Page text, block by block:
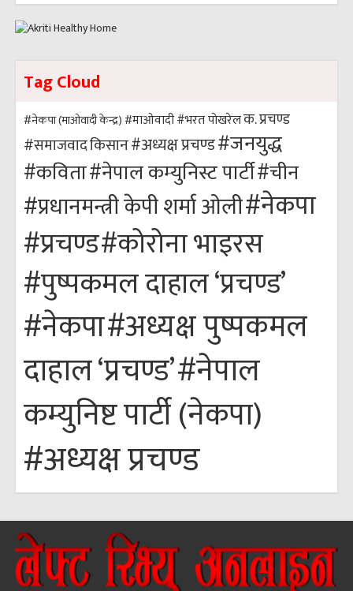
Tag Cloud
#नेकपा (माओवादी केन्द्र) #माओवादी#भरत पोखरेलक. प्रचण्ड
#समाजवादकिसान#अध्यक्ष प्रचण्ड#जनयुद्ध
#कविता#नेपाल कम्युनिस्ट पार्टी#चीन
#प्रधानमन्त्री केपी शर्मा ओली#नेकपा
#प्रचण्ड#कोरोना भाइरस
#पुष्पकमल दाहाल ‘प्रचण्ड’
#नेकपा#अध्यक्ष पुष्पकमल
दाहाल ‘प्रचण्ड’#नेपाल
कम्युनिष्ट पार्टी (नेकपा)
#अध्यक्ष प्रचण्ड